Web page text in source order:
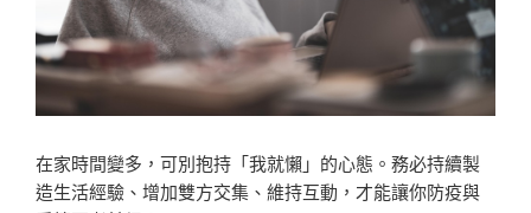
在家時間變多，可別抱持「我就懶」的心態。務必持續製
造生活經驗、增加雙方交集、維持互動，才能讓你防疫與